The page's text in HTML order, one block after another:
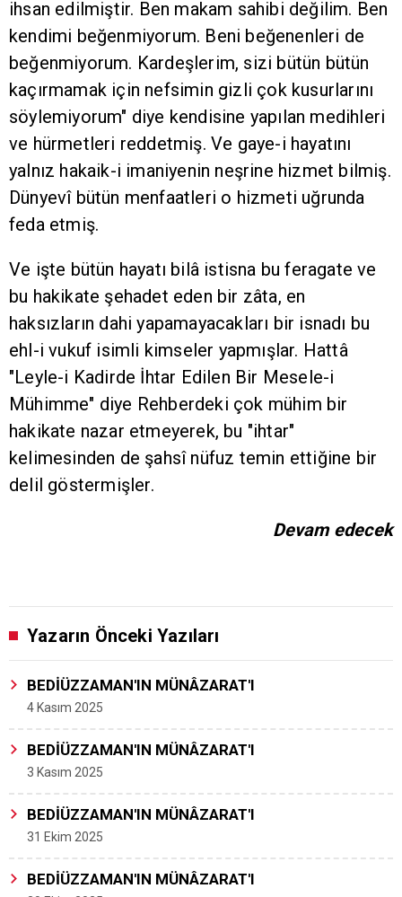
ihsan edilmiştir. Ben makam sahibi değilim. Ben
kendimi beğenmiyorum. Beni beğenenleri de
beğenmiyorum. Kardeşlerim, sizi bütün bütün
kaçırmamak için nefsimin gizli çok kusurlarını
söylemiyorum" diye kendisine yapılan medihleri
ve hürmetleri reddetmiş. Ve gaye-i hayatını
yalnız hakaik-i imaniyenin neşrine hizmet bilmiş.
Dünyevî bütün menfaatleri o hizmeti uğrunda
feda etmiş.
Ve işte bütün hayatı bilâ istisna bu feragate ve
bu hakikate şehadet eden bir zâta, en
haksızların dahi yapamayacakları bir isnadı bu
ehl-i vukuf isimli kimseler yapmışlar. Hattâ
"Leyle-i Kadirde İhtar Edilen Bir Mesele-i
Mühimme" diye Rehberdeki çok mühim bir
hakikate nazar etmeyerek, bu "ihtar"
kelimesinden de şahsî nüfuz temin ettiğine bir
delil göstermişler.
Devam edecek
Yazarın Önceki Yazıları
BEDİÜZZAMAN'IN MÜNÂZARAT'I
4 Kasım 2025
BEDİÜZZAMAN'IN MÜNÂZARAT'I
3 Kasım 2025
BEDİÜZZAMAN'IN MÜNÂZARAT'I
31 Ekim 2025
BEDİÜZZAMAN'IN MÜNÂZARAT'I